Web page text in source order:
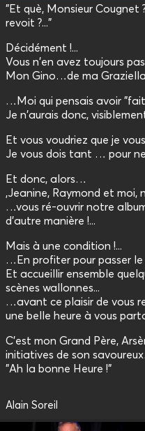
"Et què, Monsieur Cougnet
revoit ?..."
Décidément !...
Vous n'en avez toujours
Mon Gino…de ma Graziella
…Moi qui pensais avoir
Je n'aurais donc,
Et vous voudriez que je
Je vous dois tant … pour
Et donc, alors…
,Jeanine, Raymond et moi,
…vous ré-ouvrir notre
d'autre manière !...
Mais à une condition !...
…En profiter pour passer le
Et accueillir ensemble
scènes wallonnes...
…avant ce plaisir de vous
une belle heure à vous
C'est mon Grand Père,
initiatives de son
"Ah la bonne Heure !"
Alain Soreil